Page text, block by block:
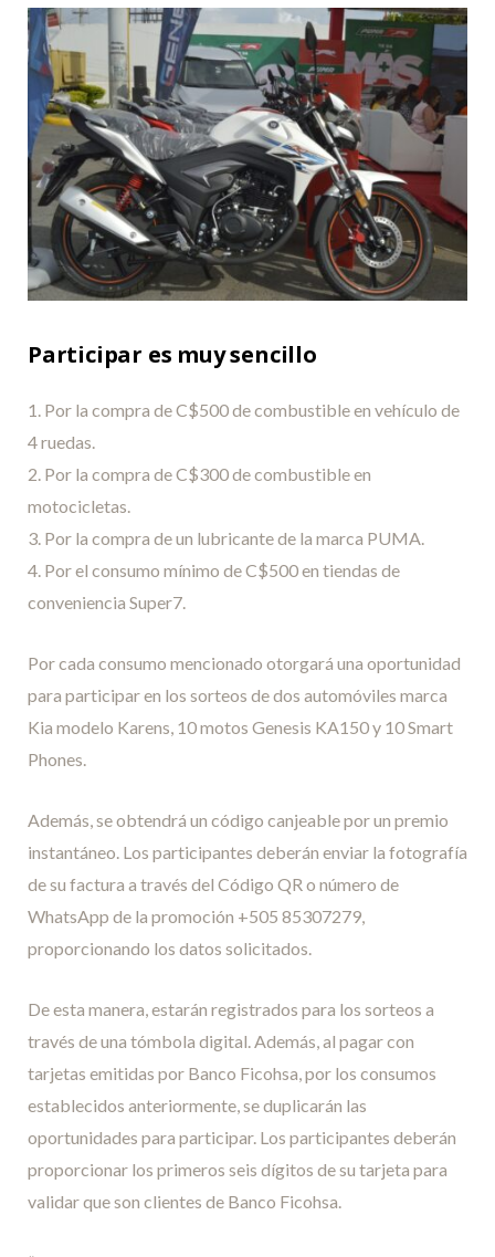
Participar es muy sencillo
1. Por la compra de C$500 de combustible en vehículo de
4 ruedas.
2. Por la compra de C$300 de combustible en
motocicletas.
3. Por la compra de un lubricante de la marca PUMA.
4. Por el consumo mínimo de C$500 en tiendas de
conveniencia Super7.
Por cada consumo mencionado otorgará una oportunidad
para participar en los sorteos de dos automóviles marca
Kia modelo Karens, 10 motos Genesis KA150 y 10 Smart
Phones.
Además, se obtendrá un código canjeable por un premio
instantáneo. Los participantes deberán enviar la fotografía
de su factura a través del Código QR o número de
WhatsApp de la promoción +505 85307279,
proporcionando los datos solicitados.
De esta manera, estarán registrados para los sorteos a
través de una tómbola digital. Además, al pagar con
tarjetas emitidas por Banco Ficohsa, por los consumos
establecidos anteriormente, se duplicarán las
oportunidades para participar. Los participantes deberán
proporcionar los primeros seis dígitos de su tarjeta para
validar que son clientes de Banco Ficohsa.